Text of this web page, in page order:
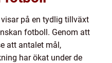
på en tydlig tillväxt
fotboll. Genom att
att antalet mål,
har ökat under de